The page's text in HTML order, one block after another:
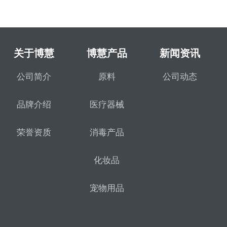
关于博慧
公司简介
品牌介绍
荣誉资质
博慧产品
原料
医疗器械
消毒产品
化妆品
宠物用品
新闻资讯
公司动态